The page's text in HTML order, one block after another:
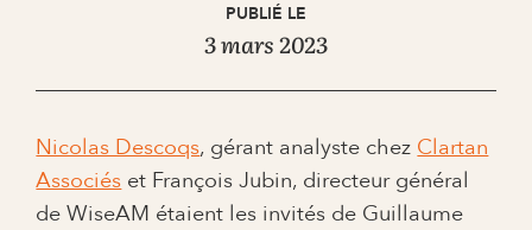
PUBLIÉ LE
3 mars 2023
Nicolas Descoqs, gérant analyste chez Clartan
Associés et François Jubin, directeur général
de WiseAM étaient les invités de Guillaume